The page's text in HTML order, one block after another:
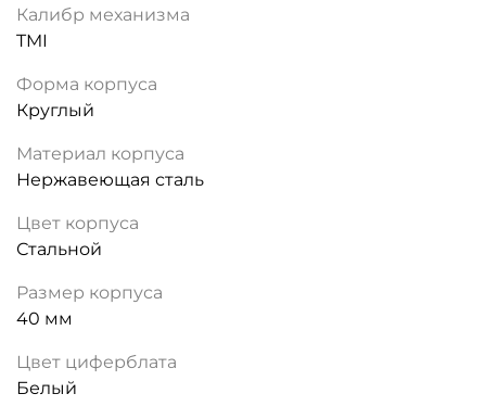
Калибр механизма
TMI
Форма корпуса
Круглый
Материал корпуса
Нержавеющая сталь
Цвет корпуса
Стальной
Размер корпуса
40 мм
Цвет циферблата
Белый